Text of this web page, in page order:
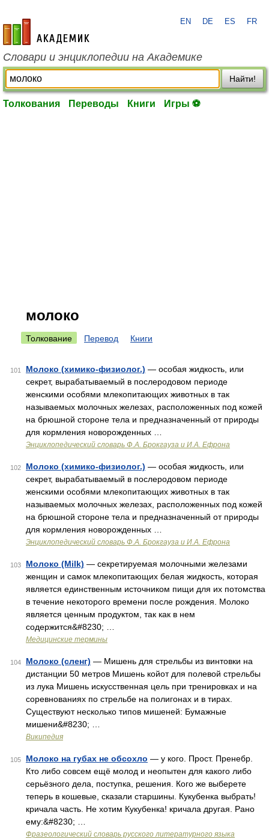
academic.ru
EN DE ES FR
Словари и энциклопедии на Академике
Найти!
Толкования Переводы Книги Игры ⚽
молоко
Толкование Перевод Книги
101 Молоко (химико-физиолог.) — особая жидкость, или
секрет, вырабатываемый в послеродовом периоде
женскими особями млекопитающих животных в так
называемых молочных железах, расположенных под кожей
на брюшной стороне тела и предназначенный от природы
для кормления новорожденных …
Энциклопедический словарь Ф.А. Брокгауза и И.А. Ефрона
102 Молоко (химико-физиолог.) — особая жидкость, или
секрет, вырабатываемый в послеродовом периоде
женскими особями млекопитающих животных в так
называемых молочных железах, расположенных под кожей
на брюшной стороне тела и предназначенный от природы
для кормления новорожденных …
Энциклопедический словарь Ф.А. Брокгауза и И.А. Ефрона
103 Молоко (Milk) — секретируемая молочными железами
женщин и самок млекопитающих белая жидкость, которая
является единственным источником пищи для их потомства
в течение некоторого времени после рождения. Молоко
является ценным продуктом, так как в нем
содержится&#8230; …
Медицинские термины
104 Молоко (сленг) — Мишень для стрельбы из винтовки на
дистанции 50 метров Мишень койот для полевой стрельбы
из лука Мишень искусственная цель при тренировках и на
соревнованиях по стрельбе на полигонах и в тирах.
Существуют несколько типов мишеней: Бумажные
мишени&#8230; …
Википедия
105 Молоко на губах не обсохло — у кого. Прост. Пренебр.
Кто либо совсем ещё молод и неопытен для какого либо
серьёзного дела, поступка, решения. Кого же выберете
теперь в кошевые, сказали старшины. Кукубенка выбрать!
кричала часть. Не хотим Кукубенка! кричала другая. Рано
ему:&#8230; …
Фразеологический словарь русского литературного языка